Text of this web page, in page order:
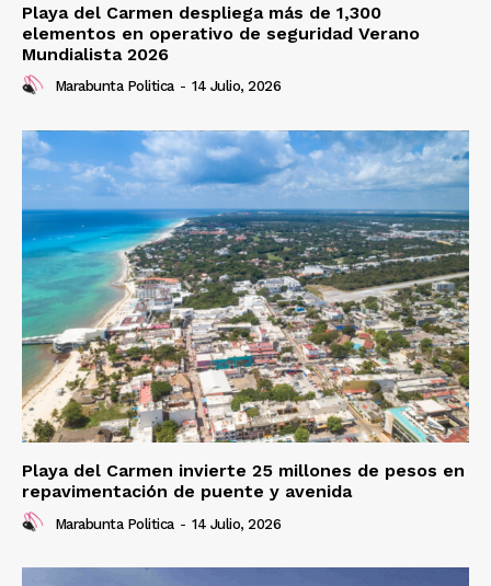
Playa del Carmen despliega más de 1,300
elementos en operativo de seguridad Verano
Mundialista 2026
Marabunta Politica - 14 Julio, 2026
Playa del Carmen invierte 25 millones de pesos en
repavimentación de puente y avenida
Marabunta Politica - 14 Julio, 2026